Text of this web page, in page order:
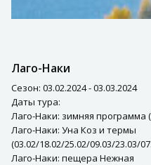
Лаго-Наки
Сезон: 03.02.2024 - 03.03.2024
Даты тура:
Лаго-Наки: зимняя программа
Лаго-Наки: Уна Коз и термы
(03.02/18.02/25.02/09.03/23.03/
Лаго-Наки: пещера Нежная